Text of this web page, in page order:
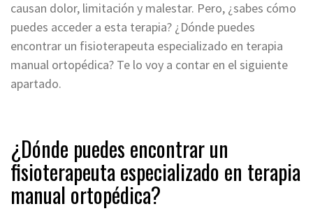
causan dolor, limitación y malestar. Pero, ¿sabes cómo
puedes acceder a esta terapia? ¿Dónde puedes
encontrar un fisioterapeuta especializado en terapia
manual ortopédica? Te lo voy a contar en el siguiente
apartado.
¿Dónde puedes encontrar un
fisioterapeuta especializado en terapia
manual ortopédica?